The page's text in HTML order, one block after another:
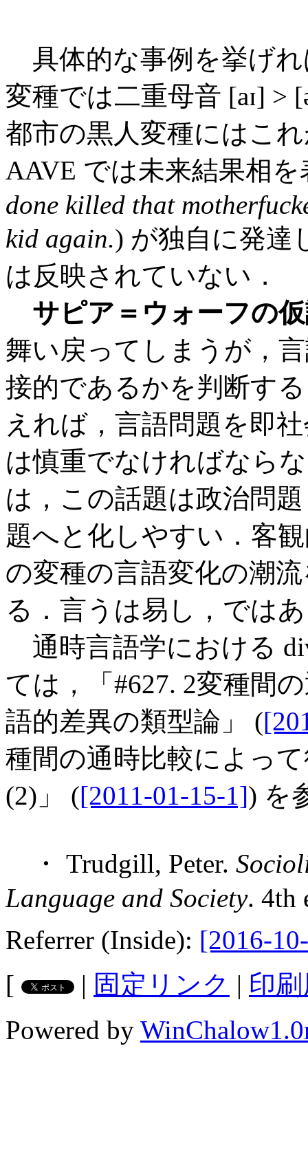
具体的な事例を挙げれ
変種では二重母音 [aɪ] >
都市の黒人変種にはこ
AAVE では未来結果相
done killed that
kid again.) が独自に発達
は反映されていない．
サピア＝ウォーフの
舞い戻ってしまうが，
接的であるかを判断す
えれば，言語問題を即
は慎重でなければなら
は，この話題は政治問
題へと化しやすい．客
の変種の言語変化の潮
る．言うは易し，では
通時言語学における
ては，「#627. 2変種間
語的差異の類型論」 (
種間の通時比較によっ
(2)」 ([2011-01-15-1]) を
・ Trudgill, Peter.
Language and Society. 4th
Referrer (Inside): [2016-
[
| 固定リンク | 印
Powered by